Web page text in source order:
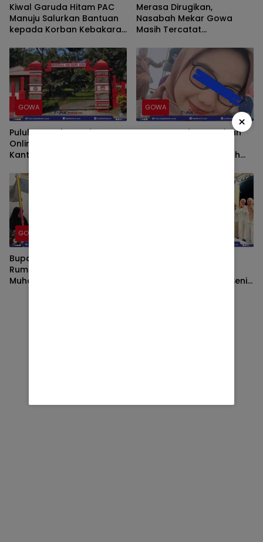
Kiwal Garuda Hitam PAC
Manuju Salurkan Bantuan
kepada Korban Kebakaran
Merasa Dirugikan,
Nasabah Mekar Gowa
Masih Tercatat
Dikembalikan
GOWA
Puluhan Korban Arisan
Online Bersiap Datangi
Kantor Manggala Agni
Kasus
GOWA
Dugaan Penipuan Arisan
Korban Bersiap Tempuh
GOWA
Bupati Takalar Melayat ke
Rumah Duka Mertua Sekda
Muhammad Hasbi
Biraeng dan Sanggar Seni
×